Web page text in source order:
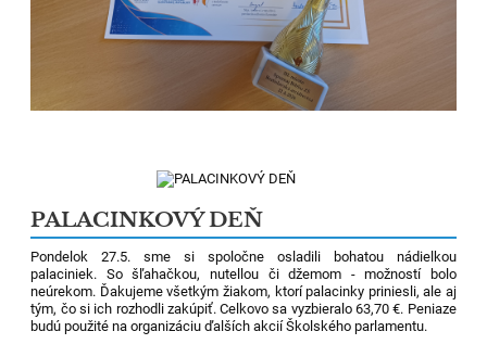
PALACINKOVÝ DEŇ
Pondelok 27.5. sme si spoločne osladili bohatou nádielkou
palaciniek. So šľahačkou, nutellou či džemom - možností bolo
neúrekom. Ďakujeme všetkým žiakom, ktorí palacinky priniesli, ale aj
tým, čo si ich rozhodli zakúpiť. Celkovo sa vyzbieralo 63,70 €. Peniaze
budú použité na organizáciu ďalších akcií Školského parlamentu.